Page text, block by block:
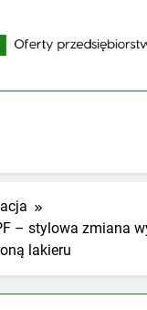
– stylowa zmiana
lakieru